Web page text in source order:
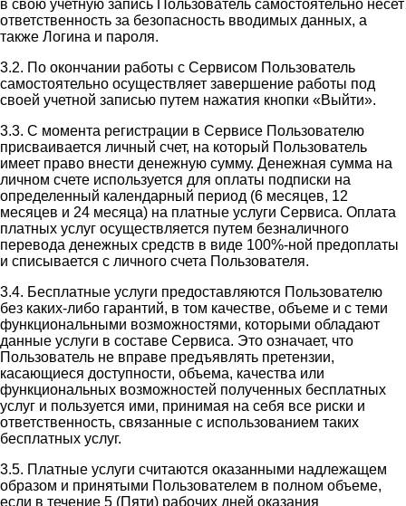
в свою учетную запись Пользователь самостоятельно несет
ответственность за безопасность вводимых данных, а
также Логина и пароля.
3.2. По окончании работы с Сервисом Пользователь
самостоятельно осуществляет завершение работы под
своей учетной записью путем нажатия кнопки «Выйти».
3.3. С момента регистрации в Сервисе Пользователю
присваивается личный счет, на который Пользователь
имеет право внести денежную сумму. Денежная сумма на
личном счете используется для оплаты подписки на
определенный календарный период (6 месяцев, 12
месяцев и 24 месяца) на платные услуги Сервиса. Оплата
платных услуг осуществляется путем безналичного
перевода денежных средств в виде 100%-ной предоплаты
и списывается с личного счета Пользователя.
3.4. Бесплатные услуги предоставляются Пользователю
без каких-либо гарантий, в том качестве, объеме и с теми
функциональными возможностями, которыми обладают
данные услуги в составе Сервиса. Это означает, что
Пользователь не вправе предъявлять претензии,
касающиеся доступности, объема, качества или
функциональных возможностей полученных бесплатных
услуг и пользуется ими, принимая на себя все риски и
ответственность, связанные с использованием таких
бесплатных услуг.
3.5. Платные услуги считаются оказанными надлежащем
образом и принятыми Пользователем в полном объеме,
если в течение 5 (Пяти) рабочих дней оказания